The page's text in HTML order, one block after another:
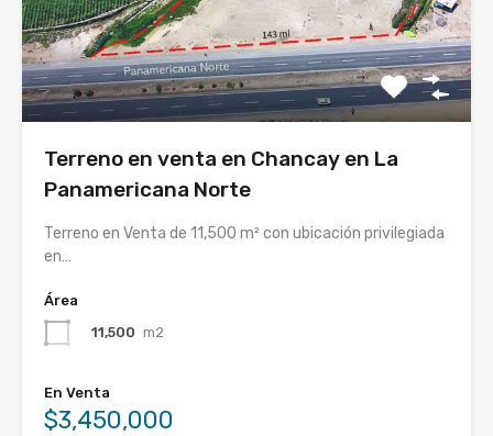
Terreno en venta en Chancay en La
Panamericana Norte
Terreno en Venta de 11,500 m² con ubicación privilegiada
en…
Área
11,500 m2
En Venta
$3,450,000